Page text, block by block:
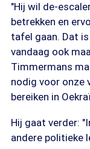
"Hij wil de-
betrekken en
tafel gaan. Dat
vandaag ook
Timmermans
nodig voor onze
bereiken in
Hij gaat verder:
andere politieke